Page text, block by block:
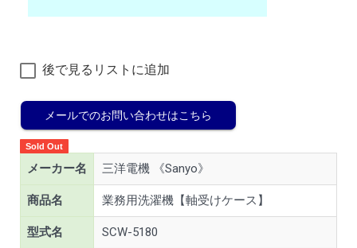
後で見るリストに追加
メールでのお問い合わせはこちら
Sold Out
メーカー名 三洋電機 《Sanyo》
商品名 業務用洗濯機【軸受けケース】
型式名 SCW-5180